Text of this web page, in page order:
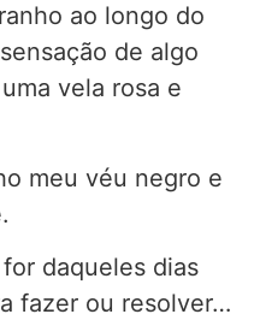
ao longo do
de algo
vela rosa e
meu véu negro e
daqueles dias
fazer ou resolver…